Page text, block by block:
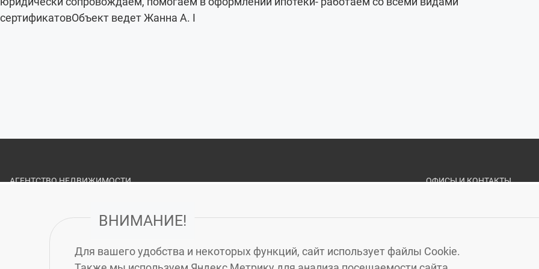
сертификатовОбъект ведет Жанна А. I
АГЕНТСТВО НЕДВИЖИМОСТИ
ПОЛИТИКА ОБРАБОТКИ ПЕРСОНАЛЬНЫХ ДАННЫХ
ОФИСЫ И КОНТАКТЫ
ВНИМАНИЕ!
Для вашего удобства и некоторых функций, сайт использует файлы Cookie.